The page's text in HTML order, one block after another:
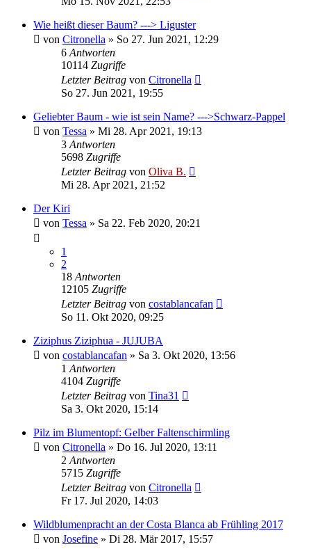
Wie heißt dieser Baum? ---> Liguster
von Citronella » So 27. Jun 2021, 12:29
6 Antworten
10114 Zugriffe
Letzter Beitrag von Citronella
So 27. Jun 2021, 19:55
Geliebter Baum - wie ist sein Name? --->Schwarz-Pappel
von Tessa » Mi 28. Apr 2021, 19:13
3 Antworten
5698 Zugriffe
Letzter Beitrag von Oliva B.
Mi 28. Apr 2021, 21:52
Der Kiri
von Tessa » Sa 22. Feb 2020, 20:21
1
2
18 Antworten
12105 Zugriffe
Letzter Beitrag von costablancafan
So 11. Okt 2020, 09:25
Ziziphus Ziziphua - JUJUBA
von costablancafan » Sa 3. Okt 2020, 13:56
1 Antworten
4104 Zugriffe
Letzter Beitrag von Tina31
Sa 3. Okt 2020, 15:14
Pilz im Blumentopf: Gelber Faltenschirmling
von Citronella » Do 16. Jul 2020, 13:11
2 Antworten
5715 Zugriffe
Letzter Beitrag von Citronella
Fr 17. Jul 2020, 14:03
Wildblumenpracht an der Costa Blanca ab Frühling 2017
von Josefine » Di 28. Mär 2017, 15:57